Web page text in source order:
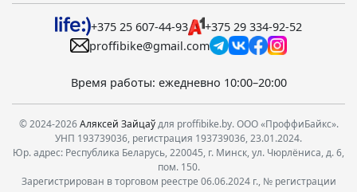
+375 25 607-44-93
+375 29 334-92-52
proffibike@gmail.com
Время работы: ежедневно 10:00–20:00
© 2024-2026Аляксей Зайцаўдля proffibike.by. ООО «ПроффиБайкс».
УНП 193739036, регистрация 193739036, 23.01.2024.
Юр. адрес: Республика Беларусь, 220045, г. Минск, ул. Чюрлёниса, д. 6,
пом. 150.
Зарегистрирован в торговом реестре 06.06.2024 г., № регистрации